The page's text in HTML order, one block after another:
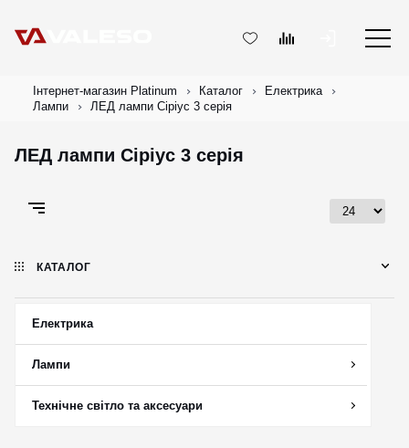
Інтернет-магазин Platinum Каталог
Електрика
Лампи
ЛЕД лампи Сіріус 3 серія
ЛЕД лампи Сіріус 3 серія
КАТАЛОГ
Електрика
Лампи
Технічне світло та аксесуари